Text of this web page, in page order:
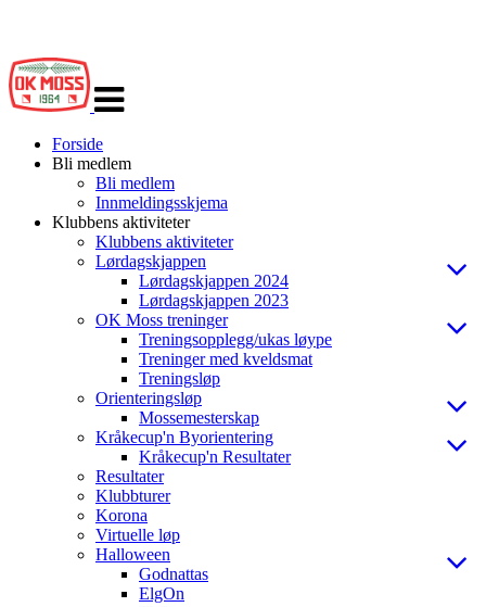
navigasjon
Forside
Bli medlem
Bli medlem
Innmeldingsskjema
Klubbens aktiviteter
Klubbens aktiviteter
Lørdagskjappen
Lørdagskjappen 2024
Lørdagskjappen 2023
OK Moss treninger
Treningsopplegg/ukas løype
Treninger med kveldsmat
Treningsløp
Orienteringsløp
Mossemesterskap
Kråkecup'n Byorientering
Kråkecup'n Resultater
Resultater
Klubbturer
Korona
Virtuelle løp
Halloween
Godnattas
ElgOn